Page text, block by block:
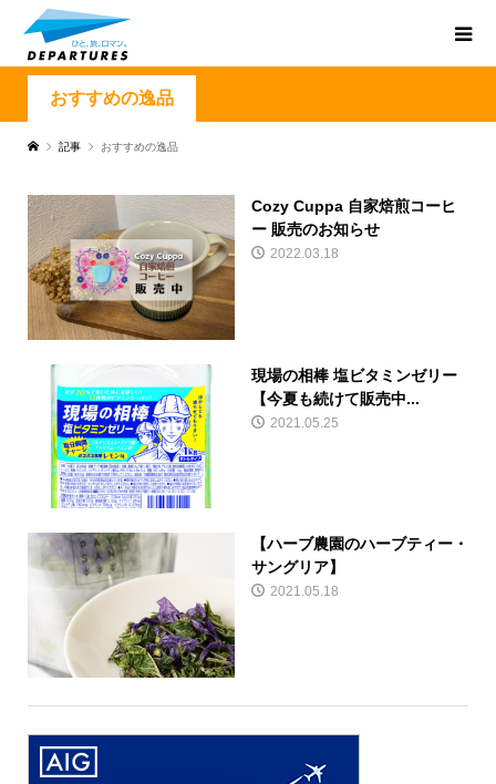
おすすめの逸品
記事 おすすめの逸品
Cozy Cuppa 自家焙煎コーヒ
ー 販売のお知らせ
2022.03.18
現場の相棒 塩ビタミンゼリー
【今夏も続けて販売中...
2021.05.25
【ハーブ農園のハーブティー・
サングリア】
2021.05.18